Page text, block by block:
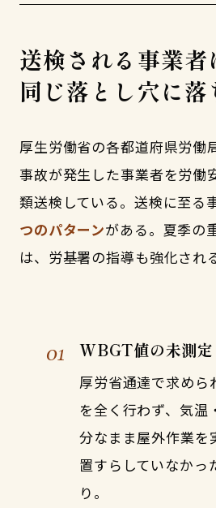
送検される事業者
同じ落とし穴に落
厚生労働省の各都道府県労働
事故が発生した事業者を労働
類送検している。送検に至る
つのパターンがある。夏季の
は、労基署の指導も強化され
01 WBGT値の未測定
厚労省通達で求めら
を全く行わず、気温
分なまま屋外作業を
置すらしていなかっ
り。